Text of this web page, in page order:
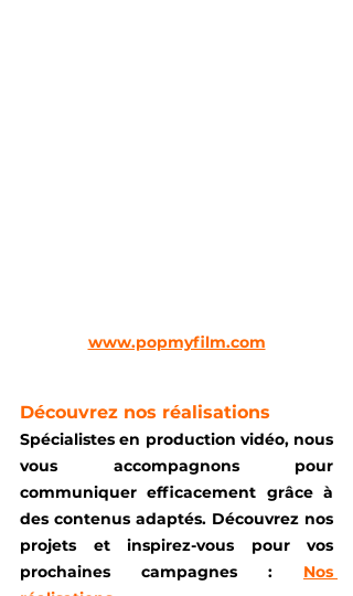
www.popmyfilm.com
Découvrez nos réalisations
Spécialistes en production vidéo, nous
vous accompagnons pour
communiquer efficacement grâce à
des contenus adaptés. Découvrez nos
projets et inspirez-vous pour vos
prochaines campagnes : Nos